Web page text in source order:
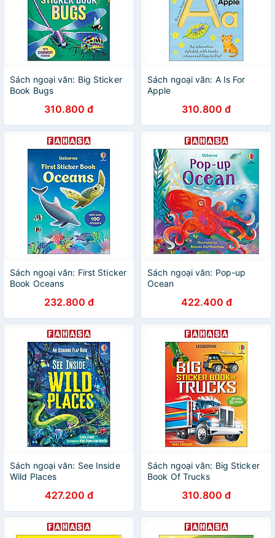
Sách ngoại văn: Big Sticker
Book Bugs
310.800 đ
Sách ngoại văn: A Is For
Apple
310.800 đ
Sách ngoại văn: First Sticker
Book Oceans
232.800 đ
Sách ngoại văn: Pop-up
Ocean
422.400 đ
Sách ngoại văn: See Inside
Wild Places
427.200 đ
Sách ngoại văn: Big Sticker
Book Of Trucks
310.800 đ